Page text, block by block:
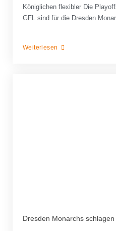
Königlichen flexibler Die
GFL sind für die Dresden
Weiterlesen
Dresden Monarchs